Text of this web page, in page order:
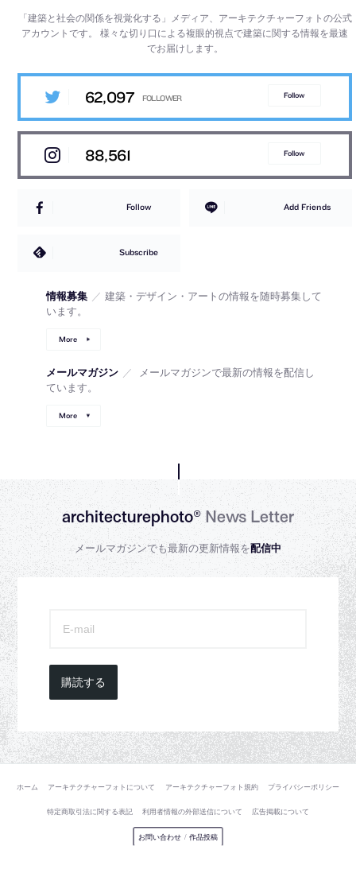
「建築と社会の関係を視覚化する」メディア、アーキテクチャーフォトの公式
アカウントです。様々な切り口による複眼的視点で建築に関する情報を最速
でお届けします。
62,097 Follow
88,561 Follow
Follow Add Friends
Subscribe
情報募集 ／ 建築・デザイン・アートの情報を随時募集して
います。
More
メールマガジン ／
メールマガジンで最新の情報を配信し
ています。
More
architecturephoto®News Letter
メールマガジンでも最新の更新情報を配信中
購読する
ホーム アーキテクチャーフォトについて アーキテクチャーフォト規約 プライバシーポリシー
特定商取引法に関する表記 利用者情報の外部送信について 広告掲載について
お問い合わせ / 作品投稿